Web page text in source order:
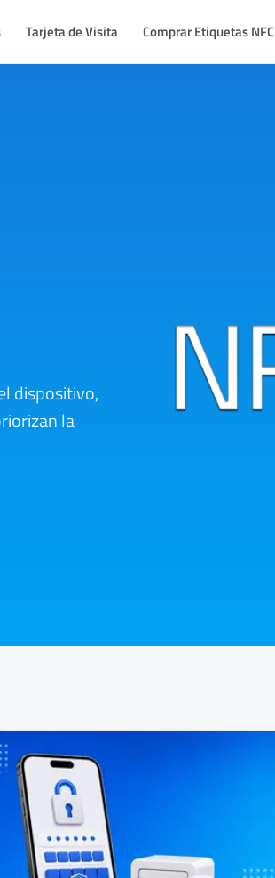
Tarjeta de Visita Comprar Etiquetas NFC
dispositivo,
la